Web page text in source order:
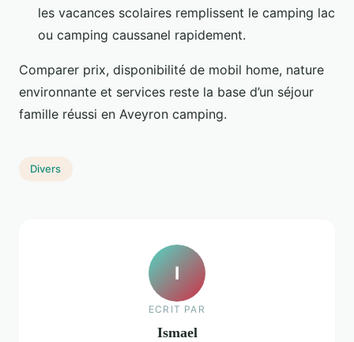
les vacances scolaires remplissent le camping lac
ou camping caussanel rapidement.
Comparer prix, disponibilité de mobil home, nature
environnante et services reste la base d’un séjour
famille réussi en Aveyron camping.
Divers
I
ECRIT PAR
Ismael